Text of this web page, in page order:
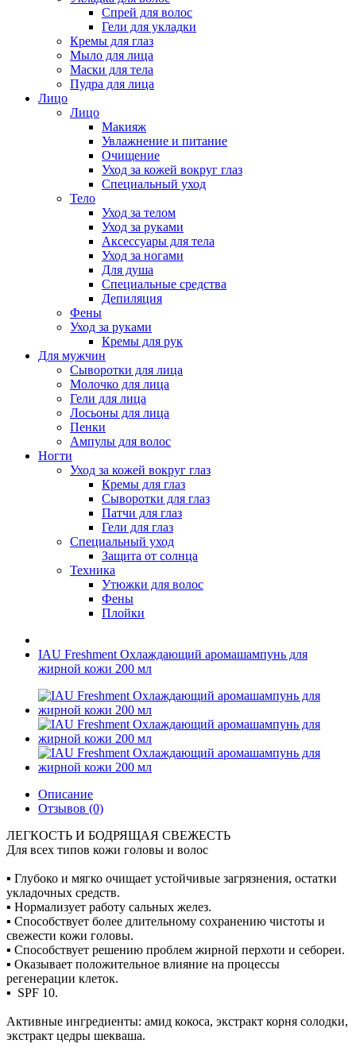
Спрей для волос
Гели для укладки
Кремы для глаз
Мыло для лица
Маски для тела
Пудра для лица
Лицо
Лицо
Макияж
Увлажнение и питание
Очищение
Уход за кожей вокруг глаз
Специальный уход
Тело
Уход за телом
Уход за руками
Аксессуары для тела
Уход за ногами
Для душа
Специальные средства
Депиляция
Фены
Уход за руками
Кремы для рук
Для мужчин
Сыворотки для лица
Молочко для лица
Гели для лица
Лосьоны для лица
Пенки
Ампулы для волос
Ногти
Уход за кожей вокруг глаз
Кремы для глаз
Сыворотки для глаз
Патчи для глаз
Гели для глаз
Специальный уход
Защита от солнца
Техника
Утюжки для волос
Фены
Плойки
IAU Freshment Охлаждающий аромашампунь для
жирной кожи 200 мл
Описание
Отзывов (0)
ЛЕГКОСТЬ И БОДРЯЩАЯ СВЕЖЕСТЬ
Для всех типов кожи головы и волос
▪ Глубоко и мягко очищает устойчивые загрязнения, остатки
укладочных средств.
▪ Нормализует работу сальных желез.
▪ Способствует более длительному сохранению чистоты и
свежести кожи головы.
▪ Способствует решению проблем жирной перхоти и себореи.
▪ Оказывает положительное влияние на процессы
регенерации клеток.
▪ SPF 10.
Активные ингредиенты: амид кокоса, экстракт корня солодки,
экстракт цедры шекваша.